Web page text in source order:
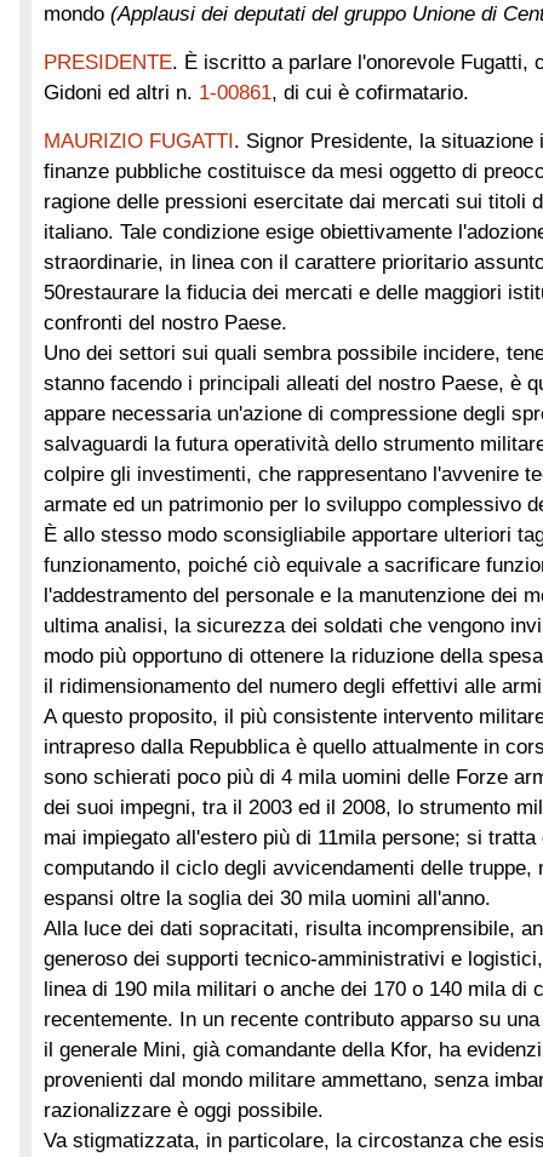
mondo (Applausi dei deputati del gruppo Unione di
PRESIDENTE. È iscritto a parlare l'onorevole Fugatti,
Gidoni ed altri n. 1-00861, di cui è cofirmatario.
MAURIZIO FUGATTI. Signor Presidente, la situazione
finanze pubbliche costituisce da mesi oggetto di
ragione delle pressioni esercitate dai mercati sui titoli
italiano. Tale condizione esige obiettivamente
straordinarie, in linea con il carattere prioritario
50restaurare la fiducia dei mercati e delle maggiori
confronti del nostro Paese.
Uno dei settori sui quali sembra possibile incidere,
stanno facendo i principali alleati del nostro Paese, è
appare necessaria un'azione di compressione degli
salvaguardi la futura operatività dello strumento
colpire gli investimenti, che rappresentano l'avvenire
armate ed un patrimonio per lo sviluppo complessivo
È allo stesso modo sconsigliabile apportare ulteriori
funzionamento, poiché ciò equivale a sacrificare
l'addestramento del personale e la manutenzione dei
ultima analisi, la sicurezza dei soldati che vengono
modo più opportuno di ottenere la riduzione della
il ridimensionamento del numero degli effettivi alle
A questo proposito, il più consistente intervento
intrapreso dalla Repubblica è quello attualmente in
sono schierati poco più di 4 mila uomini delle Forze
dei suoi impegni, tra il 2003 ed il 2008, lo strumento
mai impiegato all'estero più di 11mila persone; si
computando il ciclo degli avvicendamenti delle truppe,
espansi oltre la soglia dei 30 mila uomini all'anno.
Alla luce dei dati sopracitati, risulta incomprensibile,
generoso dei supporti tecnico-amministrativi e
linea di 190 mila militari o anche dei 170 o 140 mila di
recentemente. In un recente contributo apparso su
il generale Mini, già comandante della Kfor, ha
provenienti dal mondo militare ammettano, senza
razionalizzare è oggi possibile.
Va stigmatizzata, in particolare, la circostanza che